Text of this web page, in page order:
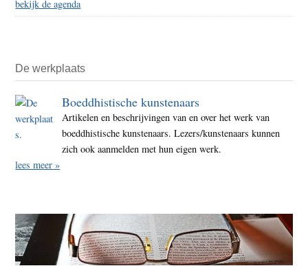
bekijk de agenda
De werkplaats
Boeddhistische kunstenaars
Artikelen en beschrijvingen van en over het werk van
boeddhistische kunstenaars. Lezers/kunstenaars kunnen
zich ook aanmelden met hun eigen werk.
lees meer »